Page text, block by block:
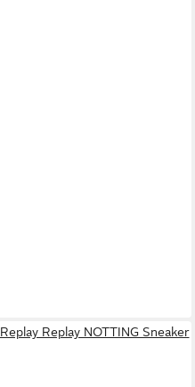
Replay Replay NOTTING Sneaker